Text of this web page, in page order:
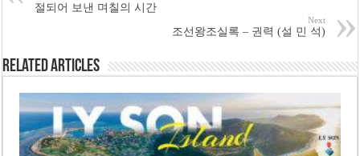
절되어 보낸 며칠의 시간
Next
조선왕조실록 – 권력 (설 민 석)
Related Articles